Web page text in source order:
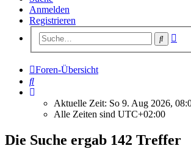
Anmelden
Registrieren
Suche
Foren-Übersicht
Suche
Aktuelle Zeit: So 9. Aug 2026,
Alle Zeiten sind UTC+02:00
Die Suche ergab 142 Treffer